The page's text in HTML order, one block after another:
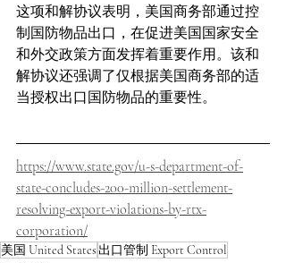
这项和解协议表明，美国商务部通过控
制国防物品出口，在促进美国国家安全
和外交政策方面发挥着重要作用。该和
解协议还强调了仅根据美国商务部的适
当授权出口国防物品的重要性。
https://www.state.gov/u-s-department-of-
state-concludes-200-million-settlement-
resolving-export-violations-by-rtx-
corporation/
美国 United States出口管制 Export Control